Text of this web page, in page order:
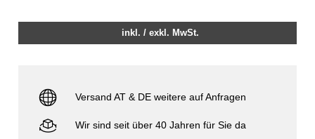
inkl. / exkl. MwSt.
Versand AT & DE weitere auf Anfragen
Wir sind seit über 40 Jahren für Sie da